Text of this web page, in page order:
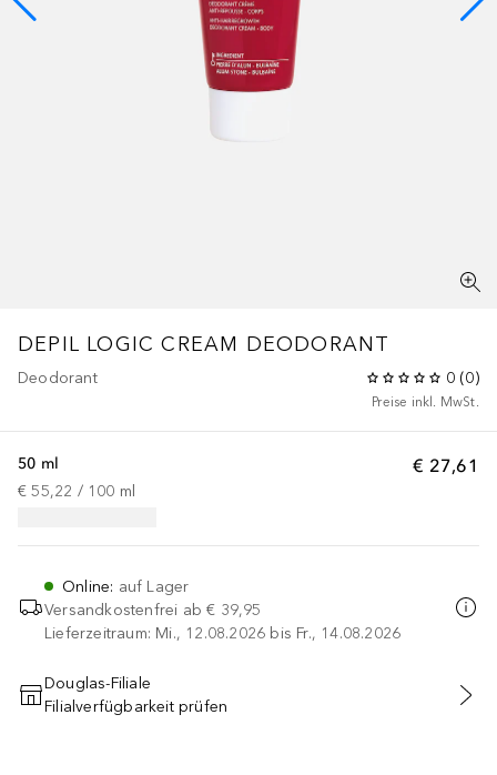
DEPIL LOGIC CREAM DEODORANT
Deodorant 0 (0)
Preise inkl. MwSt.
€ 27,61
50 ml
€ 55,22 / 100 ml
Online: auf Lager
Versandkostenfrei ab € 39,95
Lieferzeitraum: Mi., 12.08.2026 bis Fr., 14.08.2026
IN DEN WARENKORB
Douglas-Filiale
Filialverfügbarkeit prüfen